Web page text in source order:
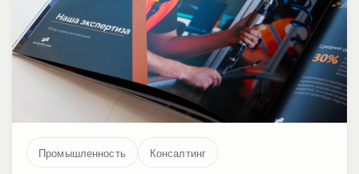
Промышленность Консалтинг